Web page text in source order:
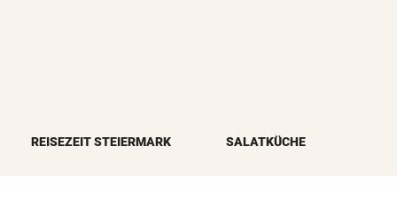
REISEZEIT STEIERMARK SALATKÜCHE